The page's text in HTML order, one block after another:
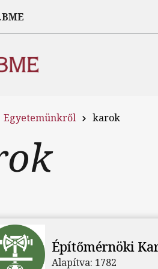
BME
Egyetemünkről karok
Építőmérnöki
Alapítva: 1782